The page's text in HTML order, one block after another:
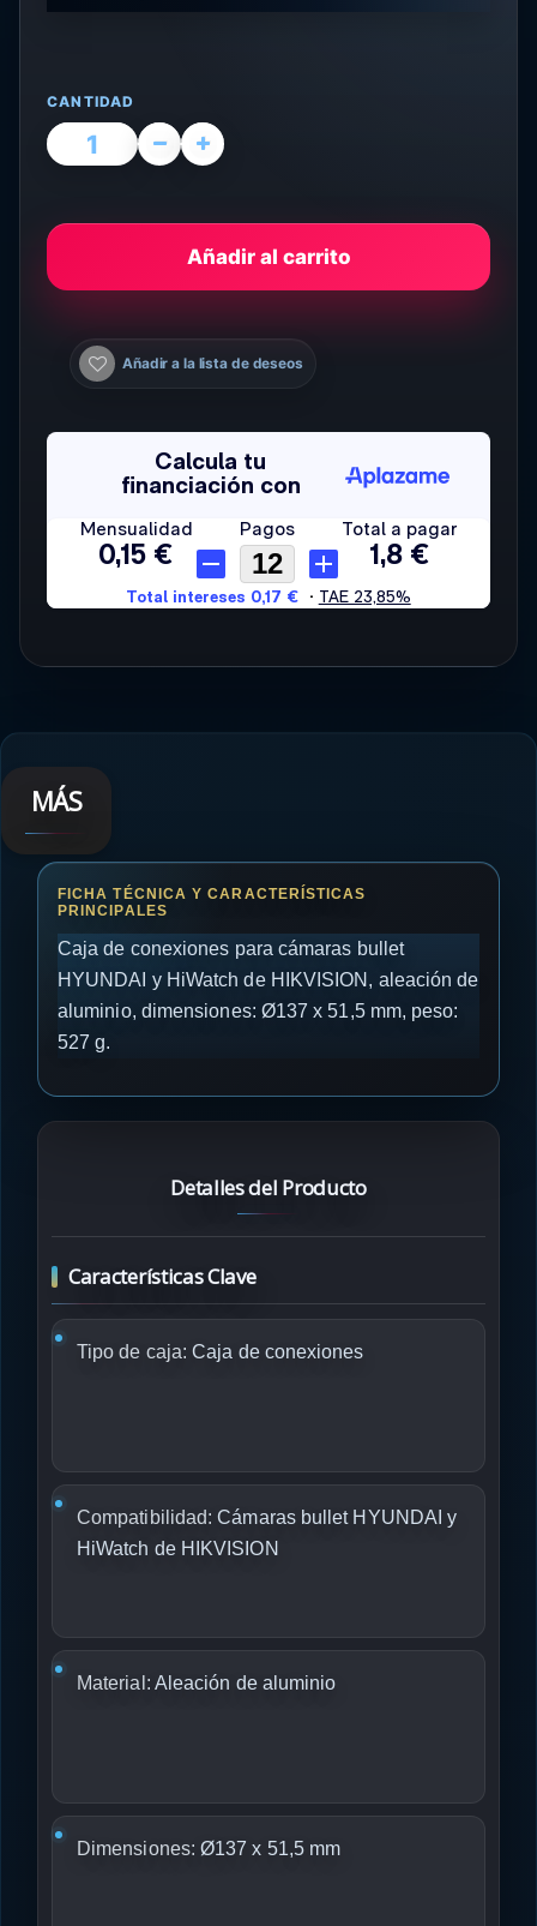
CANTIDAD
Añadir al carrito
Añadir a la lista de deseos
MÁS
Caja de conexiones para cámaras bullet
HYUNDAI y HiWatch de HIKVISION, aleación de
aluminio, dimensiones: Ø137 x 51,5 mm, peso:
527 g.
Detalles del Producto
Características Clave
Tipo de caja: Caja de conexiones
Compatibilidad: Cámaras bullet HYUNDAI y
HiWatch de HIKVISION
Material: Aleación de aluminio
Dimensiones: Ø137 x 51,5 mm